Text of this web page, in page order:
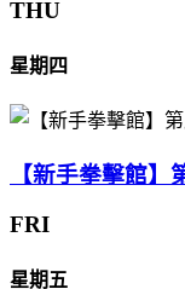
THU
星期四
【新手拳擊館
FRI
星期五